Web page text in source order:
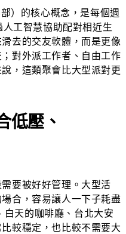
）的核心概念，是每個週
工智慧協助配對相近生
去的交友軟體，而是更像
對外派工作者、自由工作
，這類聚會比大型派對更
低壓、
要被好好管理。大型活
合，容易讓人一下子耗盡
白天的咖啡廳、台北大安
較穩定，也比較不需要大